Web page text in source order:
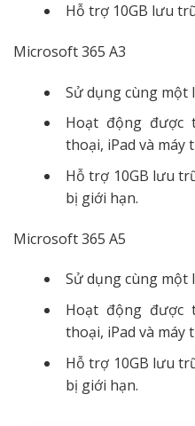
Hỗ trợ 10GB lưu
Microsoft 365 A3
Sử dụng cùng một
Hoạt động được
thoại, iPad và máy
Hỗ trợ 10GB lưu
bị giới hạn.
Microsoft 365 A5
Sử dụng cùng một
Hoạt động được
thoại, iPad và máy
Hỗ trợ 10GB lưu
bị giới hạn.